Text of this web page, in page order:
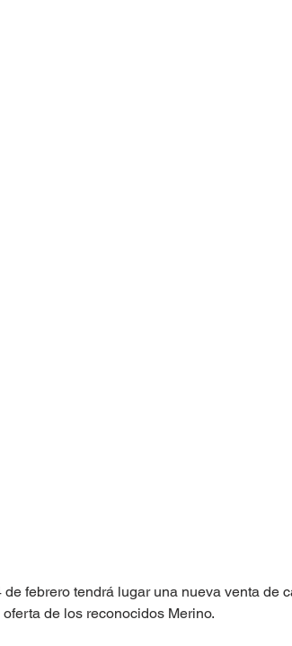
de febrero tendrá lugar una nueva venta de
de los reconocidos Merino.